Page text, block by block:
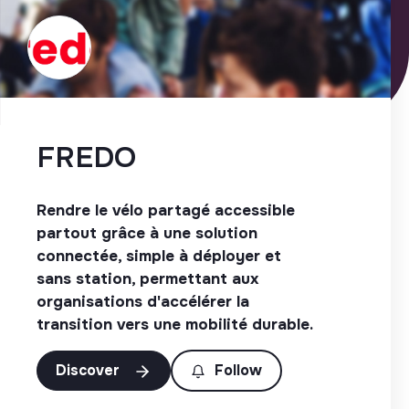
FREDO
Rendre le vélo partagé accessible
partout grâce à une solution
connectée, simple à déployer et
sans station, permettant aux
organisations d'accélérer la
transition vers une mobilité durable.
Discover Follow